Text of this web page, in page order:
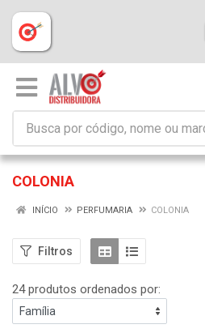
COLONIA
INÍCIO PERFUMARIA COLONIA
Filtros
24 produtos ordenados por: